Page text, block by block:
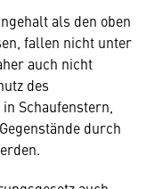
als den oben
fallen nicht unter
auch nicht
des
Schaufenstern,
durch